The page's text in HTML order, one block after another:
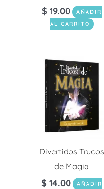
$ 19.00
AÑADIR
AL CARRITO
Divertidos Trucos
de Magia
$ 14.00
AÑADIR